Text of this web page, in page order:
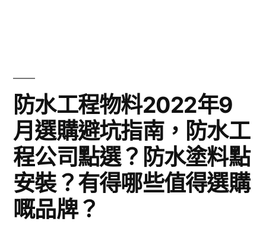
點
及
解
決
防
水
防水工程物料2022年9
月選購避坑指南，防水工
程公司點選？防水塗料點
安裝？有得哪些值得選購
嘅品牌？